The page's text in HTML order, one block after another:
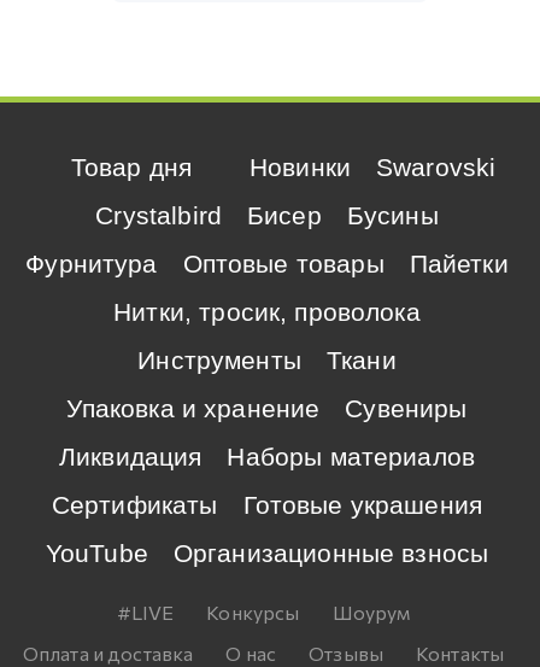
Товар дня Новинки
Swarovski
Crystalbird
Бисер
Бусины
Фурнитура
Оптовые товары
Пайетки
Нитки, тросик, проволока
Инструменты
Ткани
Упаковка и хранение
Сувениры
Ликвидация
Наборы материалов
Сертификаты
Готовые украшения
YouTube
Организационные взносы
#LIVE Конкурсы
Шоурум
Оплата и доставка
О нас Отзывы
Контакты